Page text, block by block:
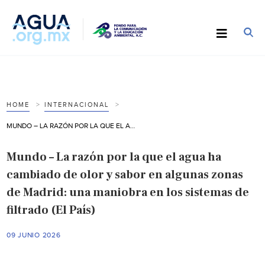
HOME INTERNACIONAL
Mundo – La razón por la que el agua ha
cambiado de olor y sabor en algunas zonas
de Madrid: una maniobra en los sistemas de
filtrado (El País)
09 JUNIO 2026